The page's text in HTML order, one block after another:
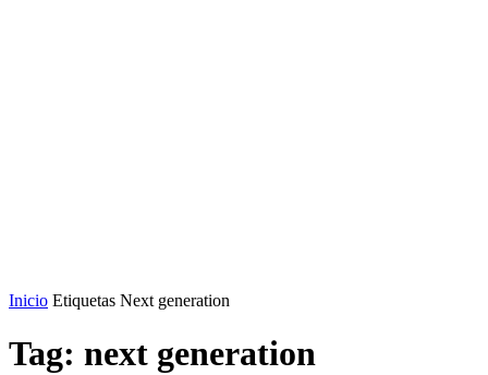
Inicio Etiquetas Next generation
Tag: next generation